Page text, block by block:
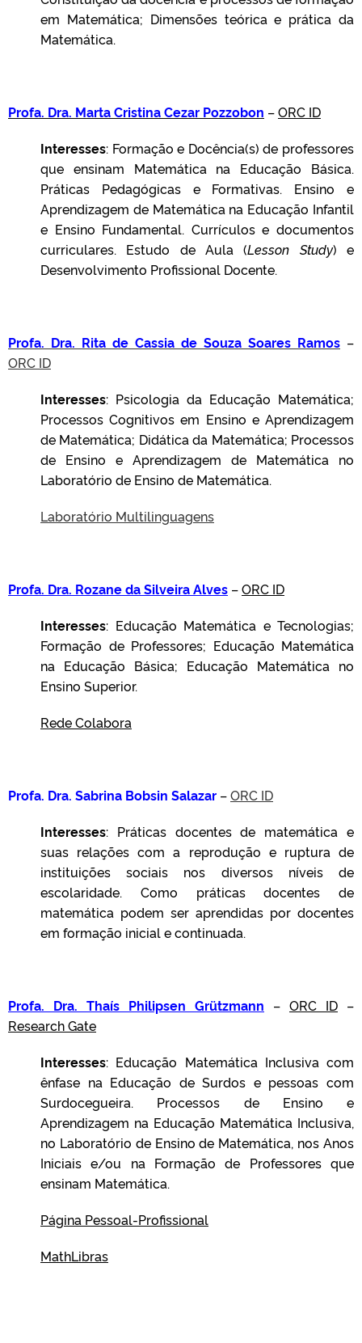
em Matemática; Dimensões teórica e prática da
Matemática.
Profa. Dra. Marta Cristina Cezar Pozzobon –ORC ID
Interesses: Formação e Docência(s) de professores
que ensinam Matemática na Educação Básica.
Práticas Pedagógicas e Formativas. Ensino e
Aprendizagem de Matemática na Educação Infantil
e Ensino Fundamental. Currículos e documentos
curriculares. Estudo de Aula (Lesson Study) e
Desenvolvimento Profissional Docente.
Profa. Dra. Rita de Cassia de Souza Soares Ramos –
ORC ID
Interesses: Psicologia da Educação Matemática;
Processos Cognitivos em Ensino e Aprendizagem
de Matemática; Didática da Matemática; Processos
de Ensino e Aprendizagem de Matemática no
Laboratório de Ensino de Matemática.
Laboratório Multilinguagens
Profa. Dra. Rozane da Silveira Alves –ORC ID
Interesses: Educação Matemática e Tecnologias;
Formação de Professores; Educação Matemática
na Educação Básica; Educação Matemática no
Ensino Superior.
Rede Colabora
Profa. Dra. Sabrina Bobsin Salazar –ORC ID
Interesses: Práticas docentes de matemática e
suas relações com a reprodução e ruptura de
instituições sociais nos diversos níveis de
escolaridade. Como práticas docentes de
matemática podem ser aprendidas por docentes
em formação inicial e continuada.
Profa. Dra. Thaís Philipsen Grützmann – ORC ID –
Research Gate
Interesses: Educação Matemática Inclusiva com
ênfase na Educação de Surdos e pessoas com
Surdocegueira. Processos de Ensino e
Aprendizagem na Educação Matemática Inclusiva,
no Laboratório de Ensino de Matemática, nos Anos
Iniciais e/ou na Formação de Professores que
ensinam Matemática.
Página Pessoal-Profissional
MathLibras